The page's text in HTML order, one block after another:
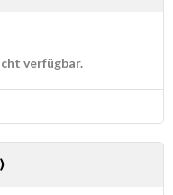
verfügbar.